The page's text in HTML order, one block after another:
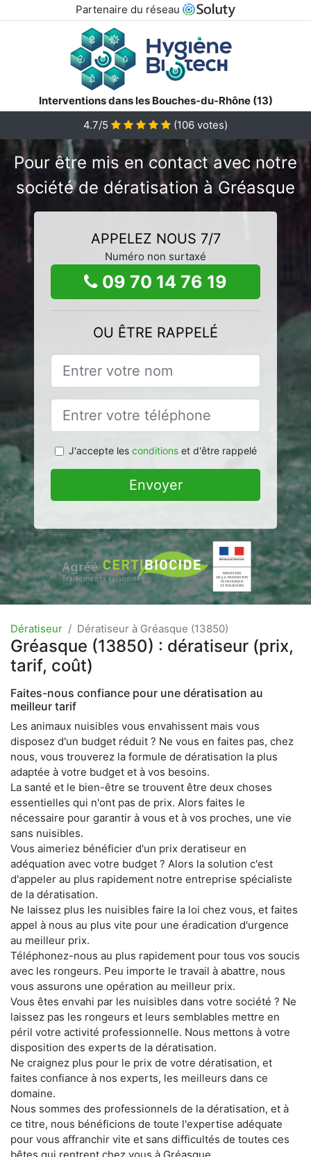
Partenaire du réseau
Interventions dans les Bouches-du-Rhône (13)
4.7/5
(106 votes)
Pour être mis en contact avec notre
société de dératisation à Gréasque
APPELEZ NOUS 7/7
Numéro non surtaxé
09 70 14 76 19
OU ÊTRE RAPPELÉ
J'accepte les conditionset d'être rappelé
Envoyer
Dératiseur Dératiseur à Gréasque (13850)
Gréasque (13850) : dératiseur (prix,
tarif, coût)
Faites-nous confiance pour une dératisation au
meilleur tarif
Les animaux nuisibles vous envahissent mais vous
disposez d'un budget réduit ? Ne vous en faites pas, chez
nous, vous trouverez la formule de dératisation la plus
adaptée à votre budget et à vos besoins.
La santé et le bien-être se trouvent être deux choses
essentielles qui n'ont pas de prix. Alors faites le
nécessaire pour garantir à vous et à vos proches, une vie
sans nuisibles.
Vous aimeriez bénéficier d'un prix deratiseur en
adéquation avec votre budget ? Alors la solution c'est
d'appeler au plus rapidement notre entreprise spécialiste
de la dératisation.
Ne laissez plus les nuisibles faire la loi chez vous, et faites
appel à nous au plus vite pour une éradication d'urgence
au meilleur prix.
Téléphonez-nous au plus rapidement pour tous vos soucis
avec les rongeurs. Peu importe le travail à abattre, nous
vous assurons une opération au meilleur prix.
Vous êtes envahi par les nuisibles dans votre société ? Ne
laissez pas les rongeurs et leurs semblables mettre en
péril votre activité professionnelle. Nous mettons à votre
disposition des experts de la dératisation.
Ne craignez plus pour le prix de votre dératisation, et
faites confiance à nos experts, les meilleurs dans ce
domaine.
Nous sommes des professionnels de la dératisation, et à
ce titre, nous bénéficions de toute l'expertise adéquate
pour vous affranchir vite et sans difficultés de toutes ces